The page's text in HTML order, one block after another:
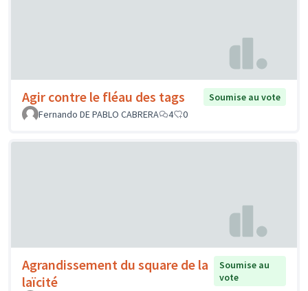
Agir contre le fléau des tags
Soumise au vote
Fernando DE PABLO CABRERA
4 0
Agrandissement du square de la
laïcité
Soumise au
vote